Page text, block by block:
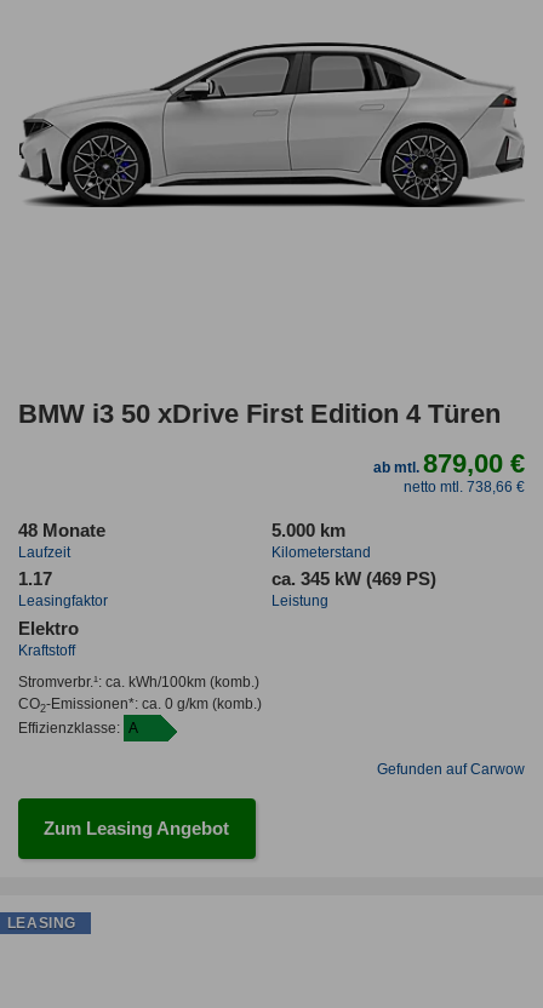
BMW i3 50 xDrive First Edition 4 Türen
ab mtl.879,00 €
netto mtl. 738,66 €
48 Monate
Laufzeit
5.000 km
Kilometerstand
1.17
Leasingfaktor
ca. 345 kW (469 PS)
Leistung
Elektro
Kraftstoff
Stromverbr.¹: ca. kWh/100km(komb.)
CO2-Emissionen*: ca. 0 g/km(komb.)
Effizienzklasse: A
Gefunden auf Carwow
Zum Leasing Angebot
LEASING